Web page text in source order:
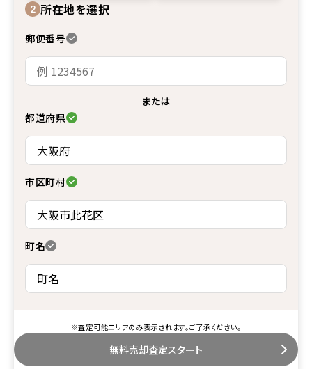
2 所在地を選択
郵便番号
または
都道府県
市区町村
町名
※査定可能エリアのみ表示されます。ご了承ください。
無料売却査定スタート